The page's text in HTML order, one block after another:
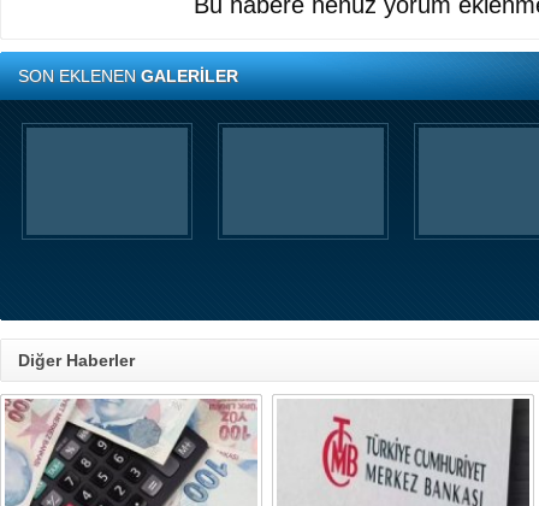
SON EKLENENGALERİLER
Diğer Haberler